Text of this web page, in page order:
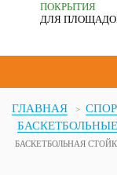
ПОКРЫТИЯ
ДЛЯ
ГЛАВНАЯ
БАСКЕТБОЛЬНАЯ